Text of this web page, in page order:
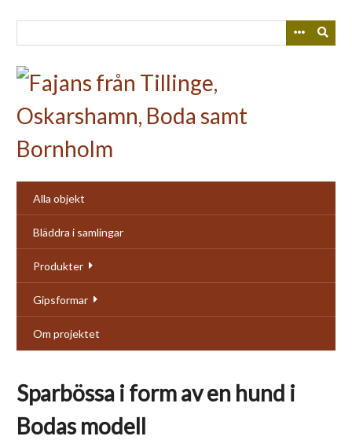
Alla objekt
Bläddra i samlingar
Produkter
Gipsformar
Om projektet
Sparbössa i form av en hund i
Bodas modell